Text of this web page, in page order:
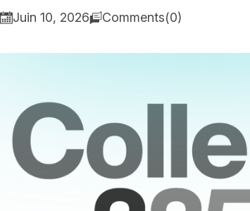
Juin 10, 2026 Comments(0)